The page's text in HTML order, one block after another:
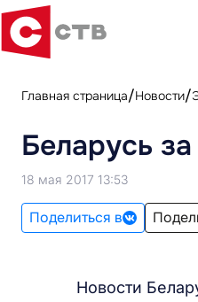
Главная страница Новости
Беларусь
18 мая 2017 13:53
Поделиться в
Новости